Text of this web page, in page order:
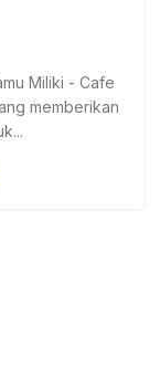
Miliki - Cafe
memberikan